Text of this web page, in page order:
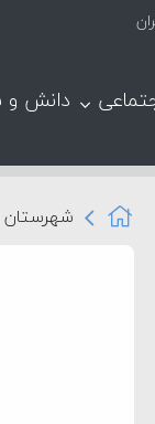
دانش و
شهرستان